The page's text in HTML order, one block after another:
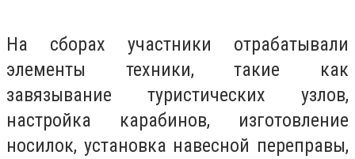
На сборах участники отрабатывали
элементы техники, такие как
завязывание туристических узлов,
настройка карабинов, изготовление
носилок, установка навесной переправы,